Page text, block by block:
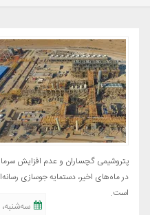
پتروشیمی گچساران و عدم افزایش
در ماه‌های اخیر، دستمایه جوسازی
است.
ﺳﻪشنبه، 27 آبان 1399 - 16:05